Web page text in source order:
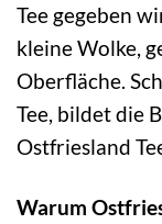
Tee gegeben
kleine Wolke,
Oberfläche.
Tee, bildet die
Ostfriesland
Warum